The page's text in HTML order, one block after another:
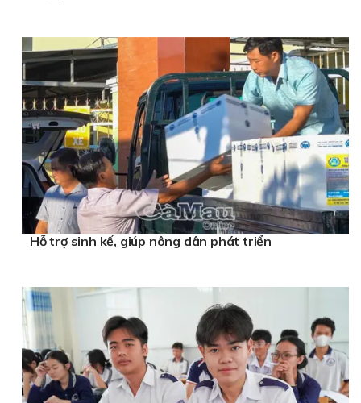
Hỗ trợ sinh kế, giúp nông dân phát triển